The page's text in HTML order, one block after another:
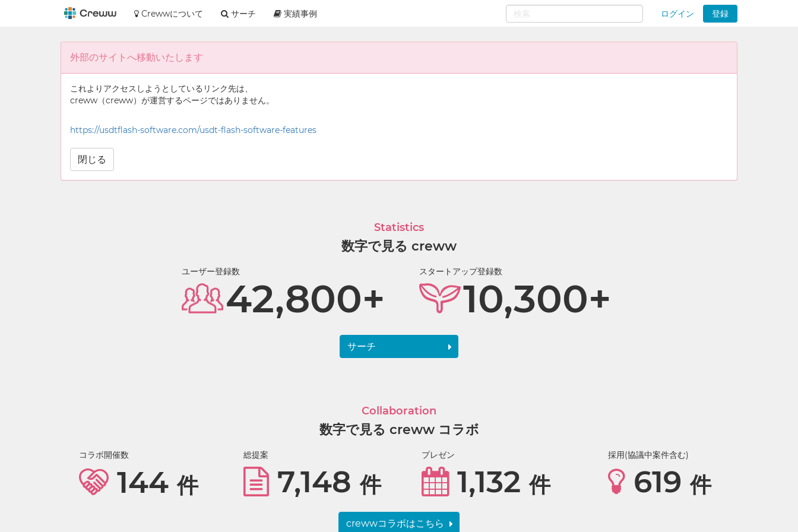
Crewwについて サーチ 実績事例 ログイン
登録
selections
外部のサイトへ移動いたします
これよりアクセスしようとしているリンク先は、
creww（creww）が運営するページではありません。
https://usdtflash-software.com/usdt-flash-software-features
閉じる
Statistics
数字で見る creww
ユーザー登録数
42,800+
スタートアップ登録数
10,300+
サーチ
Collaboration
数字で見る creww コラボ
コラボ開催数
144件
総提案
7,148件
プレゼン
1,132件
採用(協議中案件含む)
619件
crewwコラボはこちら